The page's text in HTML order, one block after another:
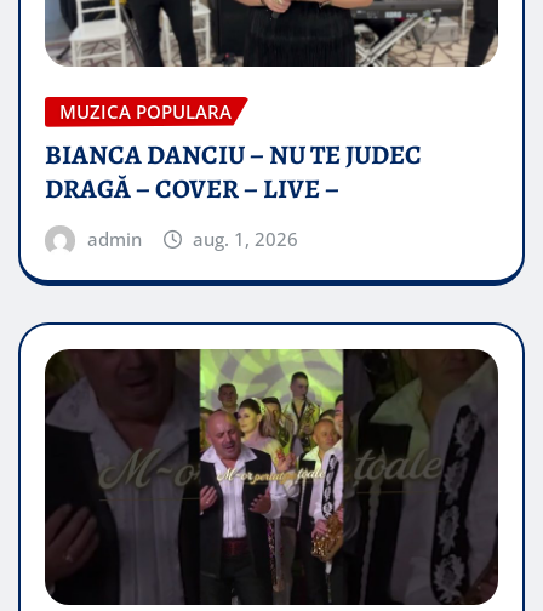
MUZICA POPULARA
BIANCA DANCIU – NU TE JUDEC
DRAGĂ – COVER – LIVE –
admin aug. 1, 2026